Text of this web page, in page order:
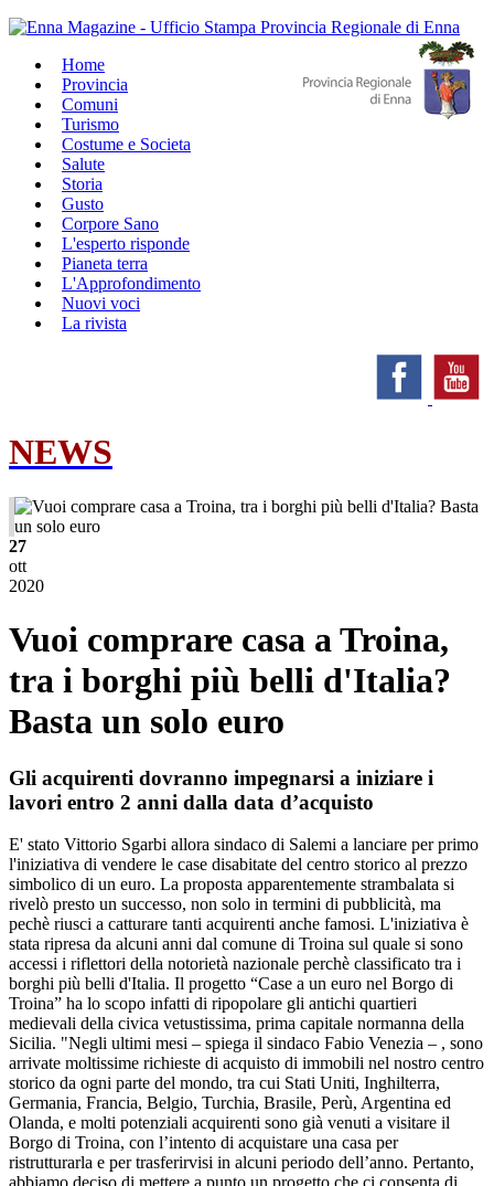
Home
Provincia
Comuni
Turismo
Costume e Societa
Salute
Storia
Gusto
Corpore Sano
L'esperto risponde
Pianeta terra
L'Approfondimento
Nuovi voci
La rivista
NEWS
27
ott
2020
Vuoi comprare casa a Troina,
tra i borghi più belli d'Italia?
Basta un solo euro
Gli acquirenti dovranno impegnarsi a iniziare i
lavori entro 2 anni dalla data d’acquisto
E' stato Vittorio Sgarbi allora sindaco di Salemi a lanciare per primo
l'iniziativa di vendere le case disabitate del centro storico al prezzo
simbolico di un euro. La proposta apparentemente strambalata si
rivelò presto un successo, non solo in termini di pubblicità, ma
pechè riusci a catturare tanti acquirenti anche famosi. L'iniziativa è
stata ripresa da alcuni anni dal comune di Troina sul quale si sono
accessi i riflettori della notorietà nazionale perchè classificato tra i
borghi più belli d'Italia. Il progetto “Case a un euro nel Borgo di
Troina” ha lo scopo infatti di ripopolare gli antichi quartieri
medievali della civica vetustissima, prima capitale normanna della
Sicilia. "Negli ultimi mesi – spiega il sindaco Fabio Venezia – , sono
arrivate moltissime richieste di acquisto di immobili nel nostro centro
storico da ogni parte del mondo, tra cui Stati Uniti, Inghilterra,
Germania, Francia, Belgio, Turchia, Brasile, Perù, Argentina ed
Olanda, e molti potenziali acquirenti sono già venuti a visitare il
Borgo di Troina, con l’intento di acquistare una casa per
ristrutturarla e per trasferirvisi in alcuni periodo dell’anno. Pertanto,